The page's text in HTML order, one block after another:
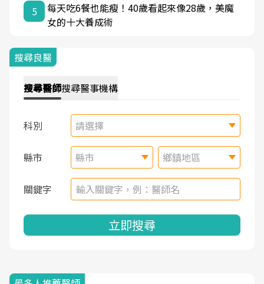
5
每天吃6餐也能瘦！40歲看起來像28歲，美魔
女的十大養成術
搜尋良醫
搜尋醫師搜尋醫事機構
科別 請選擇
縣市 縣市 鄉鎮地區
關鍵字
立即搜尋